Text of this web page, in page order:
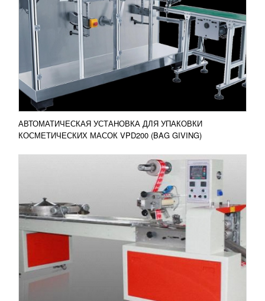
АВТОМАТИЧЕСКАЯ УСТАНОВКА ДЛЯ УПАКОВКИ
КОСМЕТИЧЕСКИХ МАСОК VPD200 (BAG GIVING)
1 081 370RUB
Машина для высокоскоростной упаковки OB-98I
Упаковочная машина OB-98I горизонтального
типа, это не просто станок, это СТАНОК....
ПОДРОБНЕЕ
Добавить в сравнение
УПАКОВОЧНАЯ МАШИНА ДЛЯ ВЛАЖНЫХ
САЛФЕТОК VPD150
УЗНАТЬ ЦЕНУ
Полуавтоматическая упаковочная машина для
влажных салфеток VPD150 – это
высокотехнологичное оборудование, которое
широко применяется на...
Добавить в сравнение